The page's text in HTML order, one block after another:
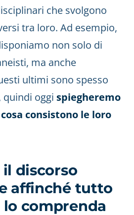
che svolgono
tra loro. Ad esempio,
non solo di
ma anche
ultimi sono spesso
oggi spiegheremo
consistono le loro
il discorso
affinché tutto
comprenda